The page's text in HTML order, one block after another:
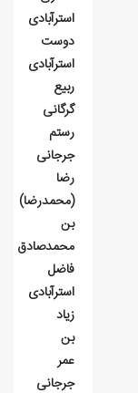
استرآبادی
دوست
استرآبادی
ربیع
گرگانی
رستم
جرجانی
رضا
(محمدرضا)
بن
محمدصادق
فاضل
استرآبادی
زیاد
بن
عمر
جرجانی